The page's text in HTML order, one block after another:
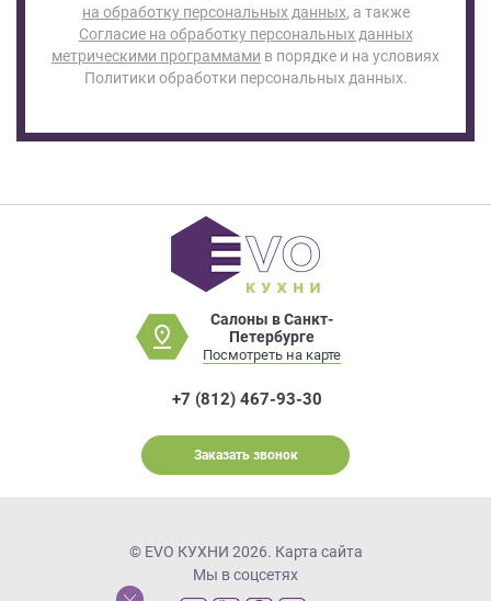
на обработку персональных данных, а также
Согласие на обработку персональных данных
метрическими программами в порядке и на условиях
Политики обработки персональных данных.
Салоны в Санкт-
Петербурге
Посмотреть на карте
+7 (812) 467-93-30
Заказать звонок
© EVO КУХНИ 2026. Карта сайта
Мы в соцсетях